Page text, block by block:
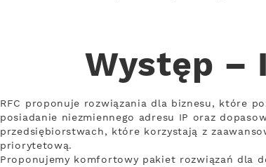
Występ –
RFC proponuje rozwiązania dla biznesu, które
posiadanie niezmiennego adresu IP oraz
przedsiębiorstwach, które korzystają z
priorytetową.
Proponujemy komfortowy pakiet rozwiązań dla